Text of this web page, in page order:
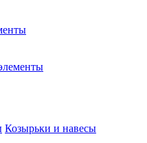
Козырьки и навесы